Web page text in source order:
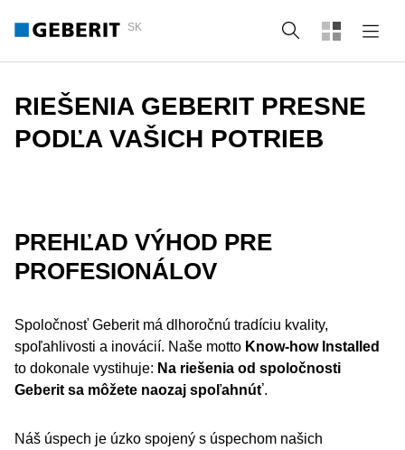
SK Vyhľadať
RIEŠENIA GEBERIT PRESNE
PODĽA VAŠICH POTRIEB
PREHĽAD VÝHOD PRE
PROFESIONÁLOV
Spoločnosť Geberit má dlhoročnú tradíciu kvality,
spoľahlivosti a inovácií. Naše motto Know-how Installed
to dokonale vystihuje: Na riešenia od spoločnosti
Geberit sa môžete naozaj spoľahnúť.
Náš úspech je úzko spojený s úspechom našich